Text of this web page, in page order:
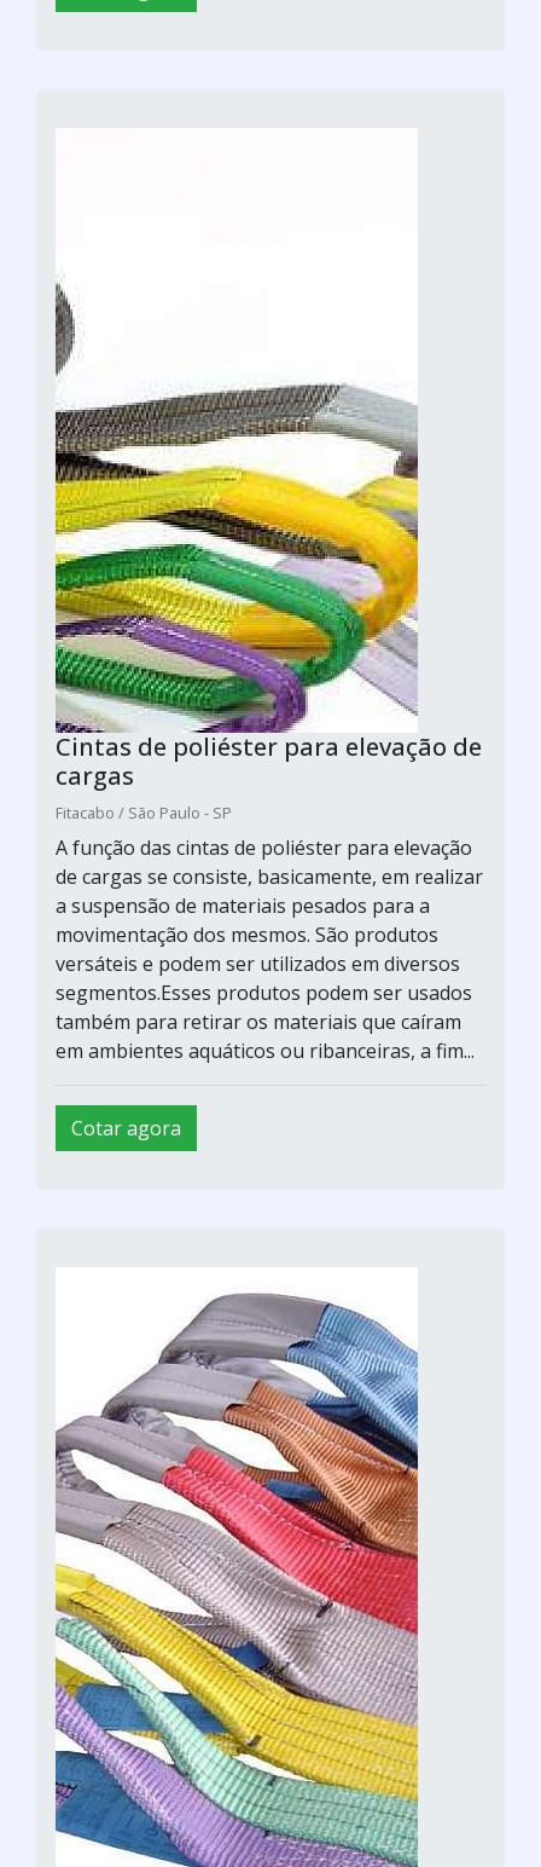
Cintas de poliéster para elevação de
cargas
Fitacabo / São Paulo - SP
A função das cintas de poliéster para elevação
de cargas se consiste, basicamente, em realizar
a suspensão de materiais pesados para a
movimentação dos mesmos. São produtos
versáteis e podem ser utilizados em diversos
segmentos.Esses produtos podem ser usados
também para retirar os materiais que caíram
em ambientes aquáticos ou ribanceiras, a fim...
Cotar agora